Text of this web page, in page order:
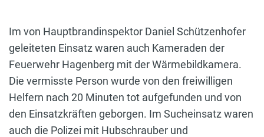
Im von Hauptbrandinspektor Daniel Schützenhofer
geleiteten Einsatz waren auch Kameraden der
Feuerwehr Hagenberg mit der Wärmebildkamera.
Die vermisste Person wurde von den freiwilligen
Helfern nach 20 Minuten tot aufgefunden und von
den Einsatzkräften geborgen. Im Sucheinsatz waren
auch die Polizei mit Hubschrauber und